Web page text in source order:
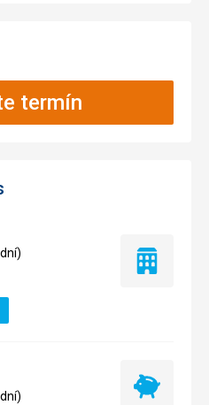
termín
Iba
Najlacnejší